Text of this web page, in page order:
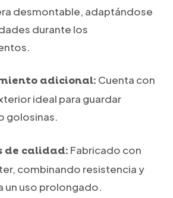
desmontable, adaptándose
durante los
adicional: Cuenta con
ideal para guardar
golosinas.
de calidad: Fabricado con
combinando resistencia y
un uso prolongado.